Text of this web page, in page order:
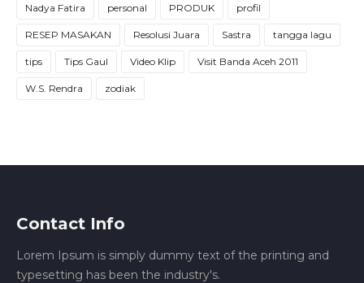
Nadya Fatira personal PRODUK profil
RESEP MASAKAN Resolusi Juara Sastra tangga lagu
tips Tips Gaul Video Klip Visit Banda Aceh 2011
W.S. Rendra zodiak
Contact Info
Lorem Ipsum is simply dummy text of the printing and
typesetting has been the industry's.